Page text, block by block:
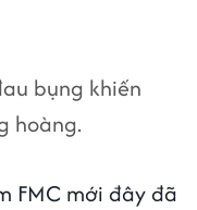
bụng khiến
hoàng.
FMC mới đây đã